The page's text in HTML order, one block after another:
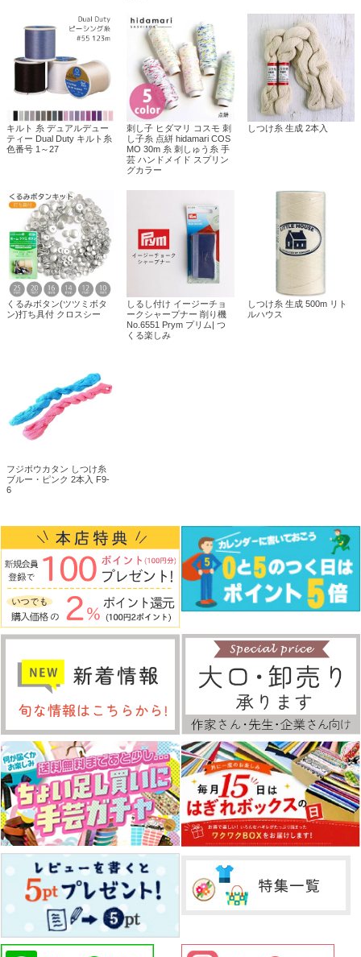
キルト 糸 デュアルデュー
ティー Dual Duty キルト糸
色番号 1～27
刺し子 ヒダマリ コスモ 刺
し子糸 点絣 hidamari COS
MO 30m 糸 刺しゅう糸 手
芸 ハンドメイド スプリン
グカラー
しつけ糸 生成 2本入
くるみボタン(ツツミボタ
ン)打ち具付 クロスシー
しるし付け イージーチョ
ークシャープナー 削り機
No.6551 Prym プリム| つ
くる楽しみ
しつけ糸 生成 500m リト
ルハウス
フジボウカタン しつけ糸
ブルー・ピンク 2本入 F9-
6